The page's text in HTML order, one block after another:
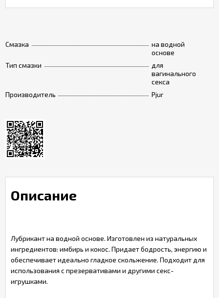
Смазка
на водной
основе
Тип смазки
для
вагинального
секса
Производитель
Pjur
Описание
Лубрикант на водной основе. Изготовлен из натуральных
ингредиентов: имбирь и кокос. Придает бодрость, энергию и
обеспечивает идеально гладкое скольжение. Подходит для
использования с презервативами и другими секс-
игрушками.